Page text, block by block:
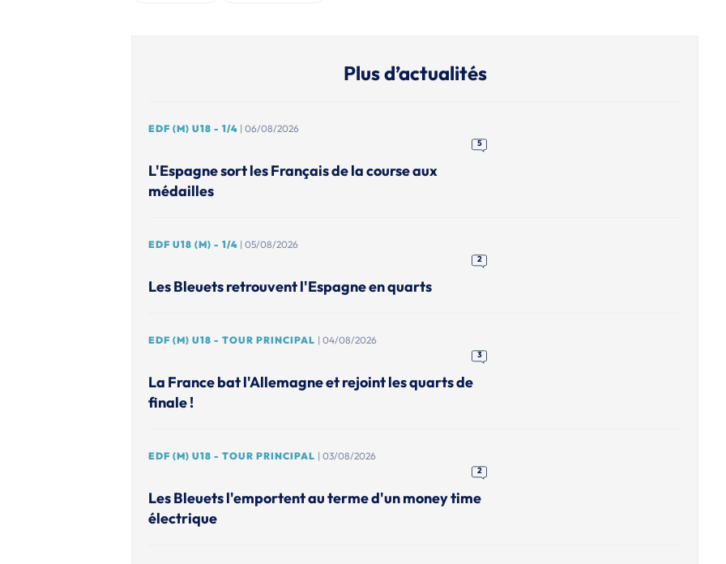
Plus d’actualités
EDF (M) U18 - 1/4 | 06/08/2026
5
L'Espagne sort les Français de la course aux
médailles
EDF U18 (M) - 1/4 | 05/08/2026
2
Les Bleuets retrouvent l'Espagne en quarts
EDF (M) U18 - TOUR PRINCIPAL | 04/08/2026
3
La France bat l'Allemagne et rejoint les quarts de
finale !
EDF (M) U18 - TOUR PRINCIPAL | 03/08/2026
2
Les Bleuets l'emportent au terme d'un money time
électrique